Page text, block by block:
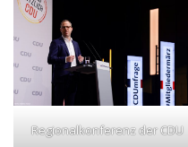
Regionalkonferenz der CDU